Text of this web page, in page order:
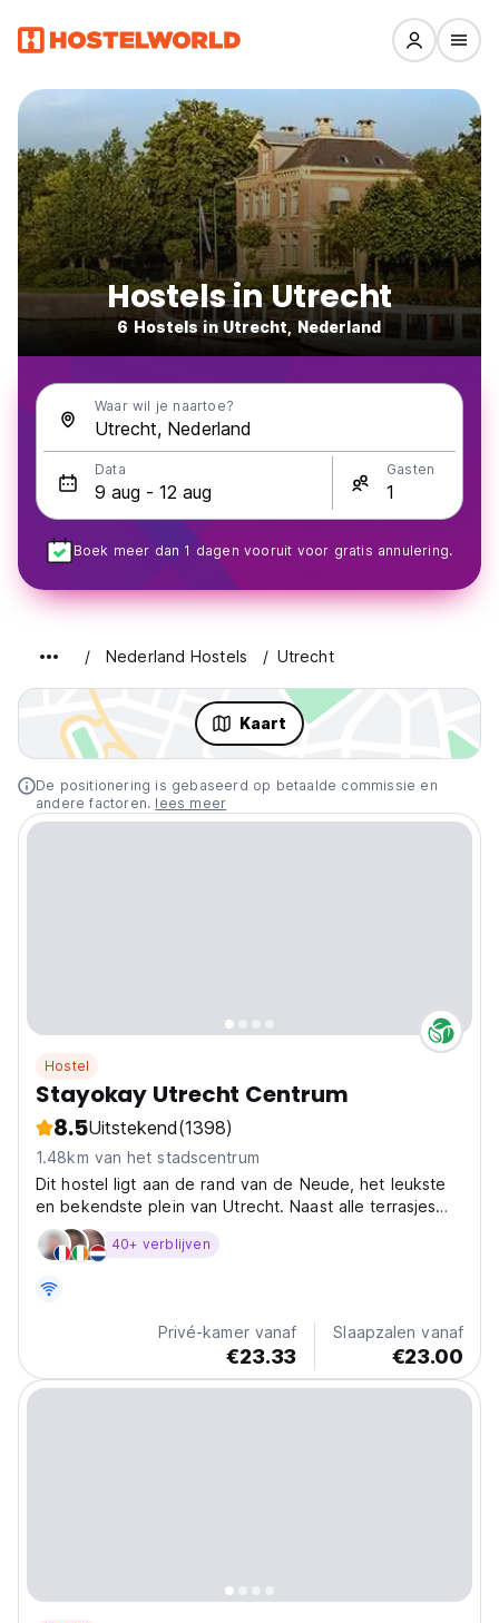
Hostels in Utrecht
6 Hostels in Utrecht, Nederland
Waar wil je naartoe?
Data Gasten
Boek meer dan 1 dagen vooruit voor gratis annulering.
Nederland Hostels Utrecht
Kaart
De positionering is gebaseerd op betaalde commissie en
andere factoren. lees meer
Hostel
Stayokay Utrecht Centrum
8.5Uitstekend(1398)
1.48km van het stadscentrum
Dit hostel ligt aan de rand van de Neude, het leukste
en bekendste plein van Utrecht. Naast alle terrasjes
zijn ook de Domtoren, de Oudegracht en de
winkelstraten dichtbij.
40+ verblijven
Privé-kamer vanaf
€23.33
Slaapzalen vanaf
€23.00